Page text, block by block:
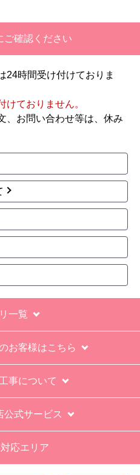
ご確認ください
24時間受け付けておりま
ておりません。
、お問い合わせ等は、休み
一覧
お客様はこちら
事について
公式サービス
応エリア